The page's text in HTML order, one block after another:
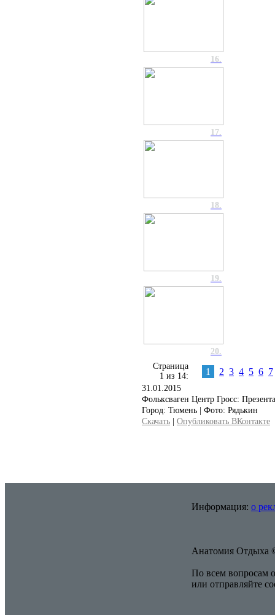
16.
17.
18.
19.
20.
Страница
1 из 14:
1 2 3 4 5 6 7
31.01.2015
Фольксваген Центр Гросс:
Город: Тюмень | Фото: Рядькин
Скачать
Опубликовать ВКонтакте
Информация: о
Анатомия Отдыха
По всем вопросам
или отправляйте